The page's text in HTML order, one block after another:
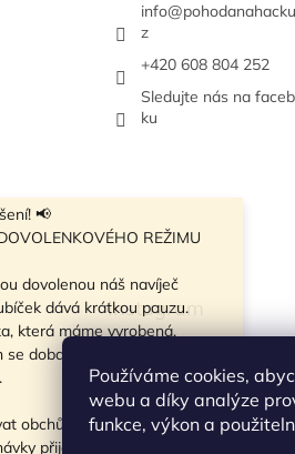
Používáme cookies,
webu a díky analýze
funkce, výkon a
📢
REŽIMU
dovolenou náš navíječ
dává krátkou pauzu.
která máme vyrobená,
doba odeslání může
obchůdek v Táboře. Takže
přijaté v tomto termínu
info@
z
+420 608 804 252
Sledujte nás na
ku
Instagram
Sledovat na